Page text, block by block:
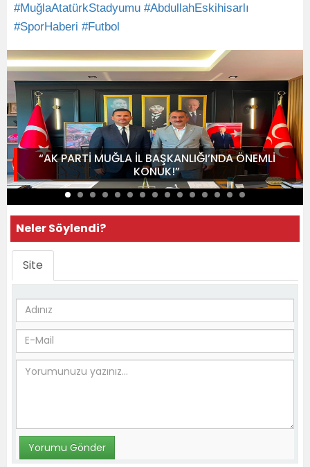
#MuğlaAtatürkStadyumu #AbdullahEskihisarlı
#SporHaberi #Futbol
“AK PARTİ MUĞLA İL BAŞKANLIĞI’NDA ÖNEMLİ
KONUK!”
Neler Söylendi?
Site